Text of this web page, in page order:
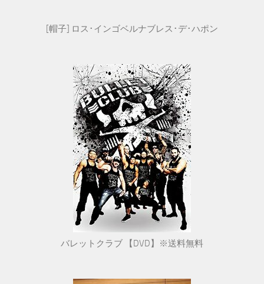
[帽子] ロス･インゴベルナブレス･デ･ハポン
バレットクラブ 【DVD】※送料無料